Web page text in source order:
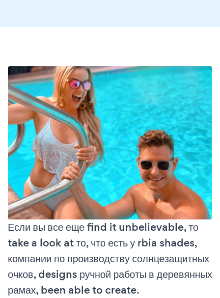
Если вы все еще find it unbelievable, то
take a look at то, что есть у rbia shades,
компании по производству солнцезащитных
очков, designs ручной работы в деревянных
рамах, been able to create.